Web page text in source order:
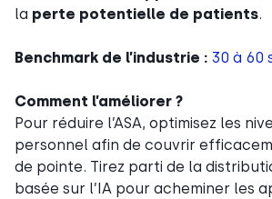
la perte potentielle de patients.
Benchmark de l’industrie : 30 à 60
Comment l’améliorer ?
Pour réduire l’ASA, optimisez les
personnel afin de couvrir
de pointe. Tirez parti de la
basée sur l’IA pour acheminer les